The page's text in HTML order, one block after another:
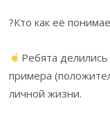
?Кто как её
Ребята
примера
личной жизни.